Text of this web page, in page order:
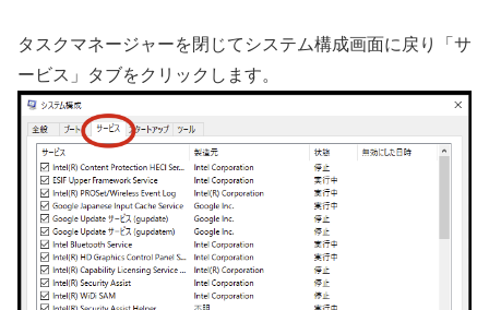
タスクマネージャーを閉じてシステム構成画面に戻り「サ
ービス」タブをクリックします。